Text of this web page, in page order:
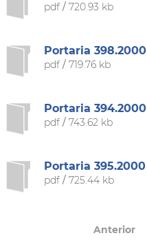
pdf/ 720.93 kb
Portaria 398.2000
pdf/ 719.76 kb
Portaria 394.2000
pdf/ 743.62 kb
Portaria 395.2000
pdf/ 725.44 kb
Anterior